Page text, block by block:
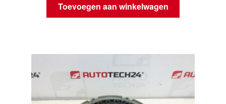
Toevoegen aan winkelwagen